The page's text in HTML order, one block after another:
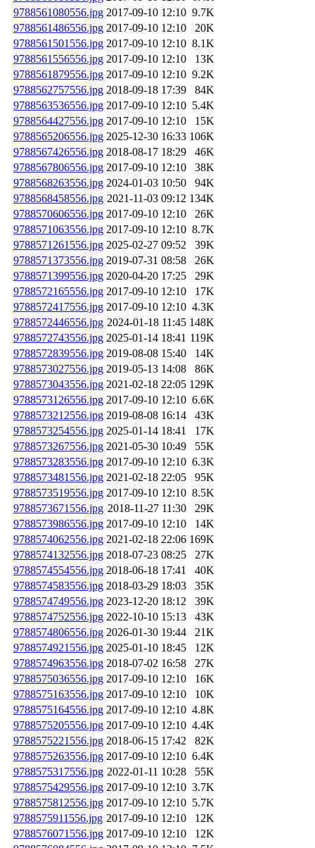
9788561080556.jpg 2017-09-10 12:10 9.7K
9788561486556.jpg 2017-09-10 12:10
20K
9788561501556.jpg 2017-09-10 12:10 8.1K
9788561556556.jpg 2017-09-10 12:10
13K
9788561879556.jpg 2017-09-10 12:10 9.2K
9788562757556.jpg 2018-09-18 17:39
84K
9788563536556.jpg 2017-09-10 12:10 5.4K
9788564427556.jpg 2017-09-10 12:10
15K
9788565206556.jpg 2025-12-30 16:33 106K
9788567426556.jpg 2018-08-17 18:29
46K
9788567806556.jpg 2017-09-10 12:10
38K
9788568263556.jpg 2024-01-03 10:50
94K
9788568458556.jpg 2021-11-03 09:12 134K
9788570606556.jpg 2017-09-10 12:10
26K
9788571063556.jpg 2017-09-10 12:10 8.7K
9788571261556.jpg 2025-02-27 09:52
39K
9788571373556.jpg 2019-07-31 08:58
26K
9788571399556.jpg 2020-04-20 17:25
29K
9788572165556.jpg 2017-09-10 12:10
17K
9788572417556.jpg 2017-09-10 12:10 4.3K
9788572446556.jpg 2024-01-18 11:45 148K
9788572743556.jpg 2025-01-14 18:41 119K
9788572839556.jpg 2019-08-08 15:40
14K
9788573027556.jpg 2019-05-13 14:08
86K
9788573043556.jpg 2021-02-18 22:05 129K
9788573126556.jpg 2017-09-10 12:10 6.6K
9788573212556.jpg 2019-08-08 16:14
43K
9788573254556.jpg 2025-01-14 18:41
17K
9788573267556.jpg 2021-05-30 10:49
55K
9788573283556.jpg 2017-09-10 12:10 6.3K
9788573481556.jpg 2021-02-18 22:05
95K
9788573519556.jpg 2017-09-10 12:10 8.5K
9788573671556.jpg 2018-11-27 11:30
29K
9788573986556.jpg 2017-09-10 12:10
14K
9788574062556.jpg 2021-02-18 22:06 169K
9788574132556.jpg 2018-07-23 08:25
27K
9788574554556.jpg 2018-06-18 17:41
40K
9788574583556.jpg 2018-03-29 18:03
35K
9788574749556.jpg 2023-12-20 18:12
39K
9788574752556.jpg 2022-10-10 15:13
43K
9788574806556.jpg 2026-01-30 19:44
21K
9788574921556.jpg 2025-01-10 18:45
12K
9788574963556.jpg 2018-07-02 16:58
27K
9788575036556.jpg 2017-09-10 12:10
16K
9788575163556.jpg 2017-09-10 12:10
10K
9788575164556.jpg 2017-09-10 12:10 4.8K
9788575205556.jpg 2017-09-10 12:10 4.4K
9788575221556.jpg 2018-06-15 17:42
82K
9788575263556.jpg 2017-09-10 12:10 6.4K
9788575317556.jpg 2022-01-11 10:28
55K
9788575429556.jpg 2017-09-10 12:10 3.7K
9788575812556.jpg 2017-09-10 12:10 5.7K
9788575911556.jpg 2017-09-10 12:10
12K
9788576071556.jpg 2017-09-10 12:10
12K